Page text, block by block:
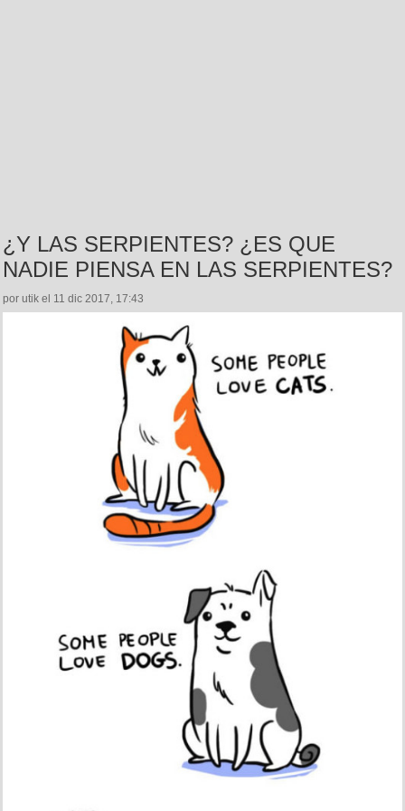
¿Y LAS SERPIENTES? ¿ES QUE
NADIE PIENSA EN LAS SERPIENTES?
por utik el 11 dic 2017, 17:43